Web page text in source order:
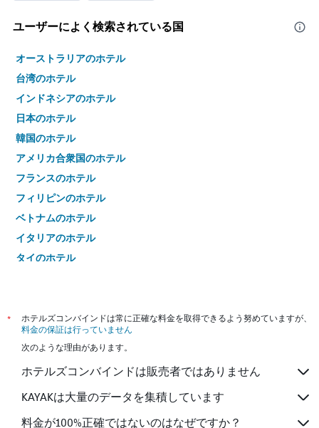
ユーザーによく検索されている国
オーストラリアのホテル
台湾のホテル
インドネシアのホテル
日本のホテル
韓国のホテル
アメリカ合衆国のホテル
フランスのホテル
フィリピンのホテル
ベトナムのホテル
イタリアのホテル
タイのホテル
*
ホテルズコンバインドは常に正確な料金を取得できるよう努めていますが、
料金の保証は行っていません
次のような理由があります。
ホテルズコンバインドは販売者ではありません
KAYAKは大量のデータを集積しています
料金が100%正確ではないのはなぜですか？